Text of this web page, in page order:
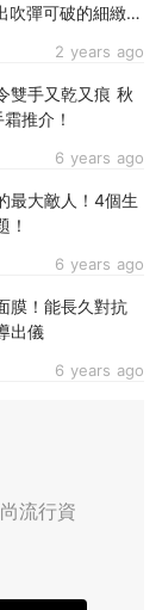
2 years ago
吹彈可破的細緻美
6 years ago
雙手又乾又痕 秋
推介！
6 years ago
最大敵人！4個生
！
6 years ago
膜！能長久對抗
出儀
流行資